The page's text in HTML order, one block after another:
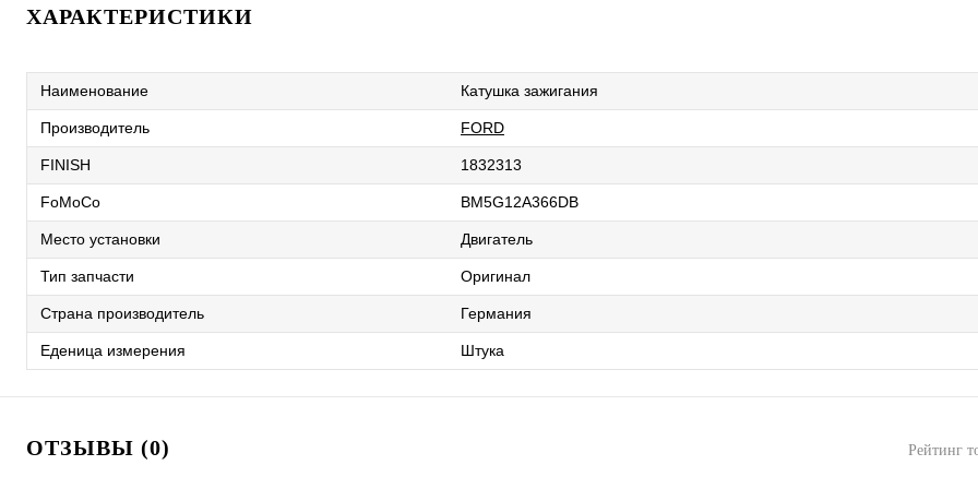
ХАРАКТЕРИСТИКИ
Наименование Катушка зажигания
Производитель FORD
FINISH 1832313
FoMoCo BM5G12A366DB
Место установки Двигатель
Тип запчасти Оригинал
Страна производитель Германия
Еденица измерения Штука
ОТЗЫВЫ (0) Рейтинг